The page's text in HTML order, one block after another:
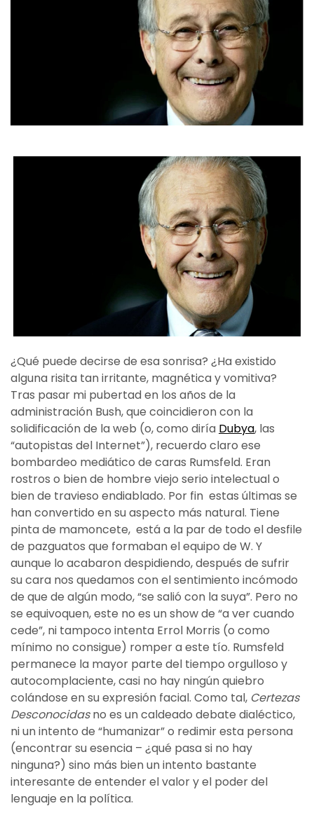
¿Qué puede decirse de esa sonrisa? ¿Ha existido
alguna risita tan irritante, magnética y vomitiva?
Tras pasar mi pubertad en los años de la
administración Bush, que coincidieron con la
solidificación de la web (o, como diría Dubya, las
“autopistas del Internet”), recuerdo claro ese
bombardeo mediático de caras Rumsfeld. Eran
rostros o bien de hombre viejo serio intelectual o
bien de travieso endiablado. Por fin estas últimas se
han convertido en su aspecto más natural. Tiene
pinta de mamoncete, está a la par de todo el desfile
de pazguatos que formaban el equipo de W. Y
aunque lo acabaron despidiendo, después de sufrir
su cara nos quedamos con el sentimiento incómodo
de que de algún modo, “se salió con la suya”. Pero no
se equivoquen, este no es un show de “a ver cuando
cede”, ni tampoco intenta Errol Morris (o como
mínimo no consigue) romper a este tío. Rumsfeld
permanece la mayor parte del tiempo orgulloso y
autocomplaciente, casi no hay ningún quiebro
colándose en su expresión facial. Como tal, Certezas
Desconocidasno es un caldeado debate dialéctico,
ni un intento de “humanizar” o redimir esta persona
(encontrar su esencia – ¿qué pasa si no hay
ninguna?) sino más bien un intento bastante
interesante de entender el valor y el poder del
lenguaje en la política.